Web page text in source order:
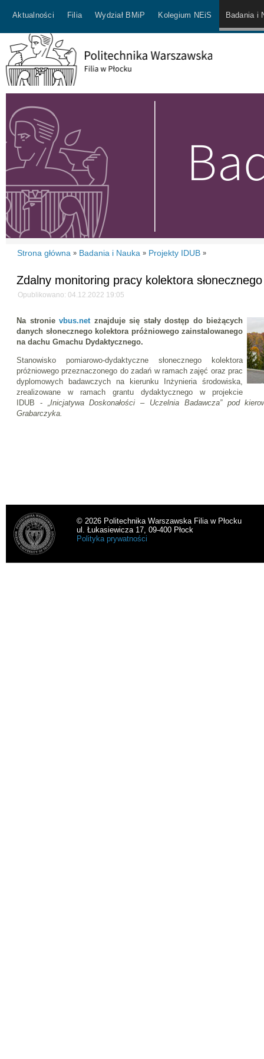
Aktualności Filia Wydział BMiP Kolegium NEiS Badania i
Strona główna » Badania i Nauka » Projekty IDUB »
Zdalny monitoring pracy kolektora słonecznego
Opublikowano: 04.12.2022 19:05
Na stronievbus.net znajduje się stały dostęp do bieżących
danych słonecznego kolektora próżniowego zainstalowanego
na dachu Gmachu Dydaktycznego.
Stanowisko pomiarowo-dydaktyczne słonecznego kolektora
próżniowego przeznaczonego do zadań w ramach zajęć oraz prac
dyplomowych badawczych na kierunku Inżynieria środowiska,
zrealizowane w ramach grantu dydaktycznego w projekcie
IDUB -
„Inicjatywa Doskonałości – Uczelnia Badawcza” pod
Grabarczyka.
© 2026 Politechnika Warszawska Filia w Płocku
ul. Łukasiewicza 17, 09-400 Płock
Polityka prywatności